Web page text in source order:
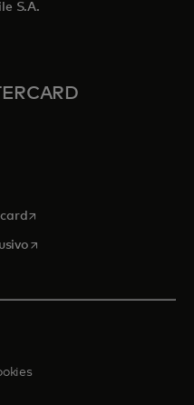
S.A.
nueva
una pestaña nueva
abre en una pestaña nueva
se abre en una pestaña
se abre en una pestaña